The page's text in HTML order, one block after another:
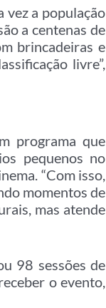
vez a população
a centenas de
brincadeiras e
livre”,
programa que
pequenos no
“Com isso,
momentos de
mas atende
98 sessões de
o evento,